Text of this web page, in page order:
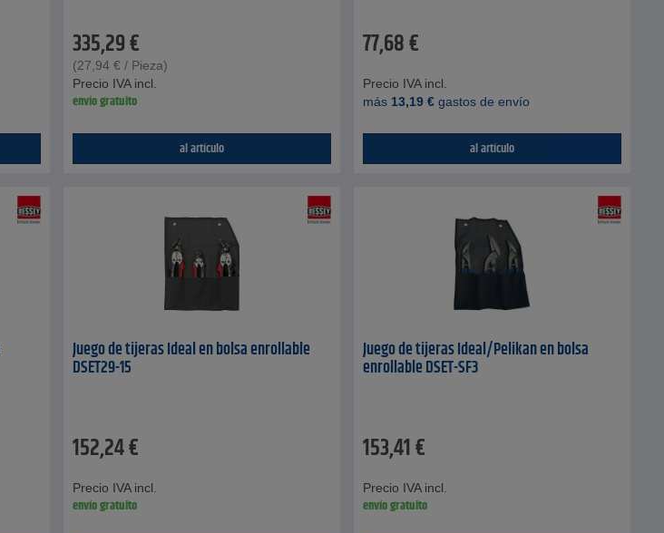
335,29€
(27,94 € / Pieza)
Precio IVA incl.
envío gratuito
al artículo
77,68€
Precio IVA incl.
más 13,19 € gastos de envío
al artículo
Juego de tijeras Ideal en bolsa enrollable
DSET29-15
152,24€
Precio IVA incl.
envío gratuito
Juego de tijeras Ideal/Pelikan en bolsa
enrollable DSET-SF3
153,41€
Precio IVA incl.
envío gratuito